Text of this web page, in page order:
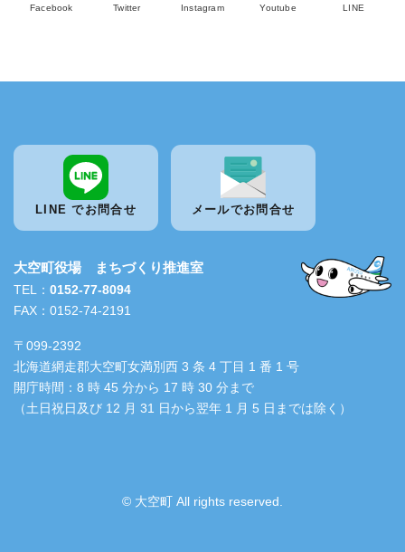
Facebook Twitter Instagram Youtube LINE
LINE でお問合せ メールでお問合せ
大空町役場 まちづくり推進室
TEL： 0152-77-8094
FAX：0152-74-2191
〒099-2392
北海道網走郡大空町女満別西 3 条 4 丁目 1 番 1 号
開庁時間：8 時 45 分から 17 時 30 分まで
（土日祝日及び 12 月 31 日から翌年 1 月 5 日までは除く）
© 大空町 All rights reserved.